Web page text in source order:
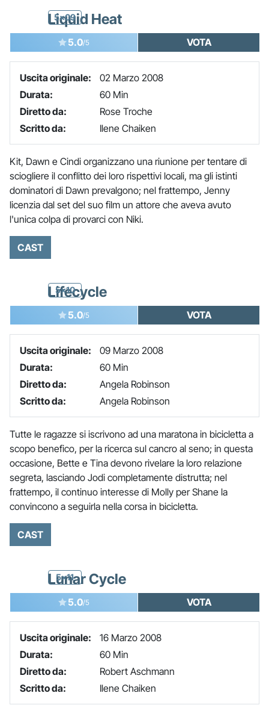
5x09
Liquid Heat
5.0/5 VOTA
Uscita originale:
02 Marzo 2008
Durata:
60 Min
Diretto da:
Rose Troche
Scritto da:
Ilene Chaiken
Kit, Dawn e Cindi organizzano una riunione per tentare di
sciogliere il conflitto dei loro rispettivi locali, ma gli istinti
dominatori di Dawn prevalgono; nel frattempo, Jenny
licenzia dal set del suo film un attore che aveva avuto
l'unica colpa di provarci con Niki.
CAST
5x10
Lifecycle
5.0/5 VOTA
Uscita originale:
09 Marzo 2008
Durata:
60 Min
Diretto da:
Angela Robinson
Scritto da:
Angela Robinson
Tutte le ragazze si iscrivono ad una maratona in bicicletta a
scopo benefico, per la ricerca sul cancro al seno; in questa
occasione, Bette e Tina devono rivelare la loro relazione
segreta, lasciando Jodi completamente distrutta; nel
frattempo, il continuo interesse di Molly per Shane la
convincono a seguirla nella corsa in bicicletta.
CAST
5x11
Lunar Cycle
5.0/5 VOTA
Uscita originale:
16 Marzo 2008
Durata:
60 Min
Diretto da:
Robert Aschmann
Scritto da:
Ilene Chaiken